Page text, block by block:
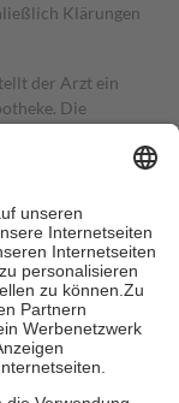
Klärungen
der Arzt ein
Die
als Zuzahlung
Höhe von zehn
fünf Euround
die tatsächlichen
Apotheken.
die
Euro je